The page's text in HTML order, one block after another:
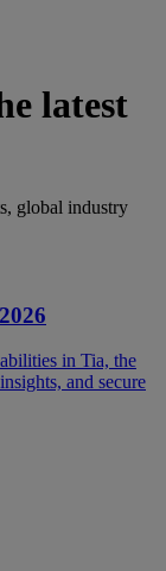
latest
global industry
in Tia, the
and secure